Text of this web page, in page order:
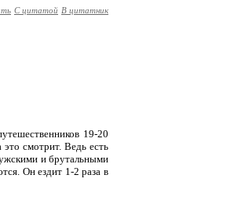
С цитатой В цитатник
19-20
смотрит. Ведь есть
и брутальными
Он ездит 1-2 раза в